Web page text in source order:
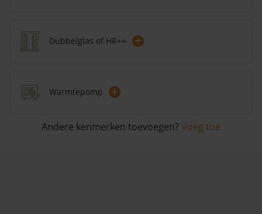
Dubbelglas of HR++ +
Warmtepomp +
Andere kenmerken toevoegen? Voeg toe